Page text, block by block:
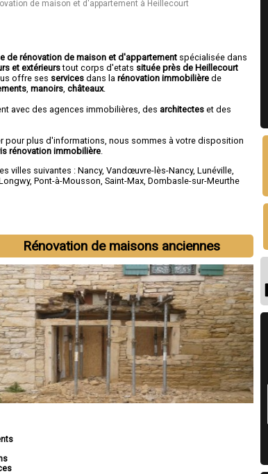
de maison et d'appartement à Heillecourt
de rénovation de maison et d'appartement spécialisée dans
et extérieurstout corps d'etats située près de Heillecourt
offre ses services dans larénovation immobilière de
,manoirs ,châteaux.
avec des agences immobilières, des architectes et des
pour plus d'informations, nous sommes à votre disposition
rénovation immobilière
villes suivantes :Nancy,Vandœuvre-lès-Nancy,Lunéville
,Pont-à-Mousson ,Saint-Max ,Dombasle-sur-Meurthe
Rénovation de maisons anciennes